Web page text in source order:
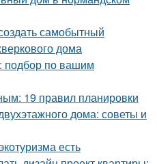
самобытный
дома
подбор по вашим
19 правил планировки
дома: советы и
есть